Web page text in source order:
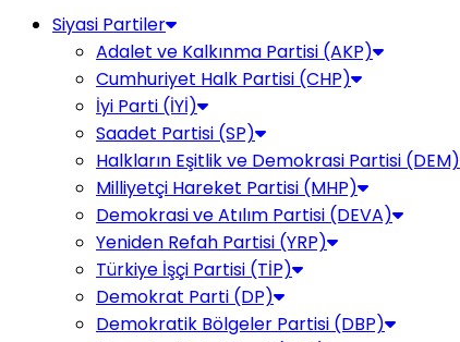
Siyasi Partiler
Adalet ve Kalkınma Partisi (AKP)
Cumhuriyet Halk Partisi (CHP)
İyi Parti (İYİ)
Saadet Partisi (SP)
Halkların Eşitlik ve Demokrasi Partisi (DEM)
Milliyetçi Hareket Partisi (MHP)
Demokrasi ve Atılım Partisi (DEVA)
Yeniden Refah Partisi (YRP)
Türkiye İşçi Partisi (TİP)
Demokrat Parti (DP)
Demokratik Bölgeler Partisi (DBP)